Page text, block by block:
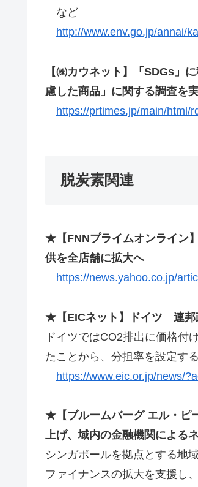
など
http://www.env.go.jp/annai/
【㈱カウネット】「SDGs」
慮した商品」に関する調査を
https://prtimes.jp/main/html/
脱炭素関連
★【FNNプライムオンライン
供を全店舗に拡大へ
https://news.yahoo.co.jp/
★【EICネット】ドイツ 連邦
ドイツではCO2排出に価格付
たことから、分担率を設定す
https://www.eic.or.jp/news/
★【ブルームバーグ エル・ピ
上げ、域内の金融機関による
シンガポールを拠点とする地
ファイナンスの拡大を支援し